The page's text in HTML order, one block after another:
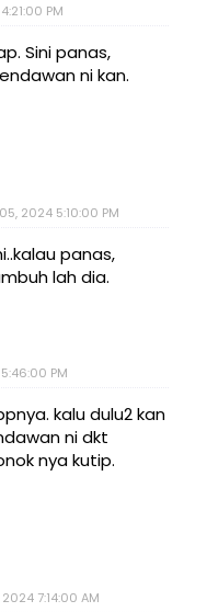
PM
Sini panas,
ni kan.
2024 5:10:00 PM
panas,
lah dia.
PM
kalu dulu2 kan
ni dkt
nya kutip.
7:14:00 AM